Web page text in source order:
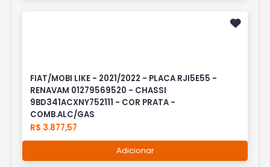
FIAT/MOBI LIKE - 2021/2022 - PLACA RJI5E55 -
RENAVAM 01279569520 - CHASSI
9BD341ACXNY752111 - COR PRATA -
COMB.ALC/GAS
R$ 3.877,57
Adicionar